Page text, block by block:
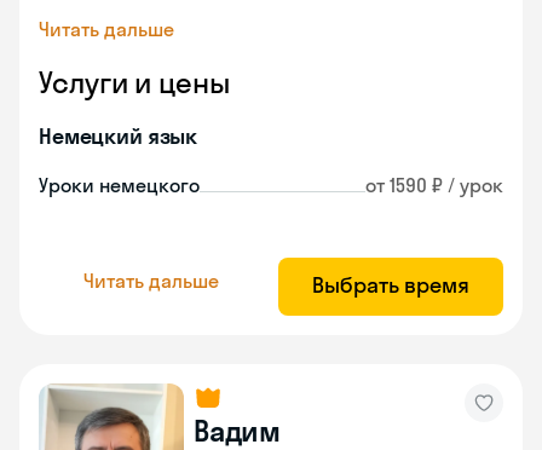
Читать дальше
Услуги и цены
Немецкий язык
Уроки немецкого от 1590 ₽ / урок
Читать дальше Выбрать время
Вадим